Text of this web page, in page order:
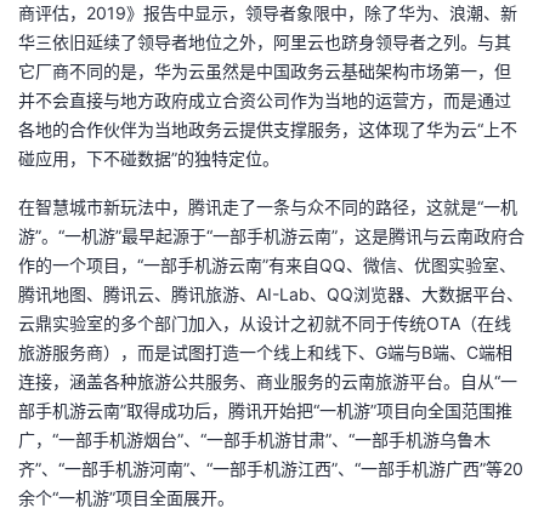
商评估，2019》报告中显示，领导者象限中，除了华为、浪潮、新
华三依旧延续了领导者地位之外，阿里云也跻身领导者之列。与其
它厂商不同的是，华为云虽然是中国政务云基础架构市场第一，但
并不会直接与地方政府成立合资公司作为当地的运营方，而是通过
各地的合作伙伴为当地政务云提供支撑服务，这体现了华为云“上不
碰应用，下不碰数据”的独特定位。
在智慧城市新玩法中，腾讯走了一条与众不同的路径，这就是“一机
游”。“一机游”最早起源于“一部手机游云南”，这是腾讯与云南政府合
作的一个项目，“一部手机游云南”有来自QQ、微信、优图实验室、
腾讯地图、腾讯云、腾讯旅游、AI-Lab、QQ浏览器、大数据平台、
云鼎实验室的多个部门加入，从设计之初就不同于传统OTA（在线
旅游服务商），而是试图打造一个线上和线下、G端与B端、C端相
连接，涵盖各种旅游公共服务、商业服务的云南旅游平台。自从“一
部手机游云南”取得成功后，腾讯开始把“一机游”项目向全国范围推
广，“一部手机游烟台”、“一部手机游甘肃”、“一部手机游乌鲁木
齐”、“一部手机游河南”、“一部手机游江西”、“一部手机游广西”等20
余个“一机游”项目全面展开。